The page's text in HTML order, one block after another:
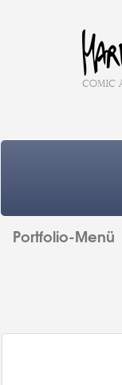
Portfolio-Menü